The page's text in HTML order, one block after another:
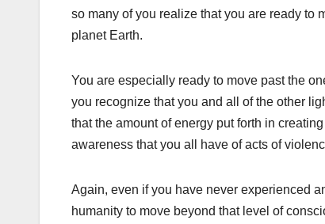
so many of you realize that you are ready to
planet Earth.
You are especially ready to move past the
you recognize that you and all of the other
that the amount of energy put forth in
awareness that you all have of acts of
Again, even if you have never experienced
humanity to move beyond that level of